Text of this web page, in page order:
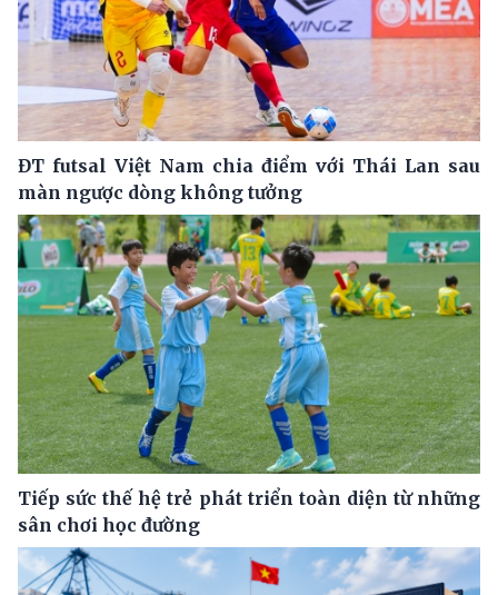
ĐT futsal Việt Nam chia điểm với Thái Lan sau
màn ngược dòng không tưởng
Tiếp sức thế hệ trẻ phát triển toàn diện từ những
sân chơi học đường